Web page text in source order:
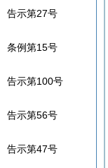
告示第27号
条例第15号
告示第100号
告示第56号
告示第47号